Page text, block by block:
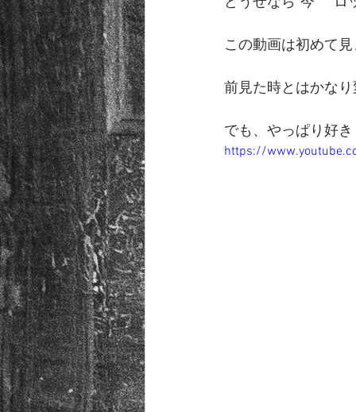
この動画は初めて
前見た時とはかな
でも、やっぱり好き
https://